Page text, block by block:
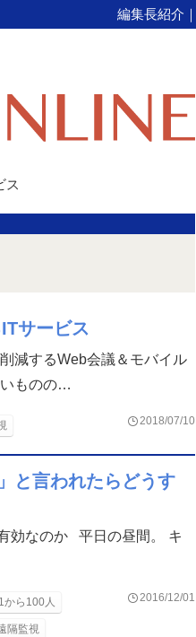
編集長紹介 ｜
ス
サービス
減するWeb会議＆モバイル
いものの…
2018/07/10
と言われたらどうす
効なのか 平日の昼間。 キ
から100人
隔監視
2016/12/01